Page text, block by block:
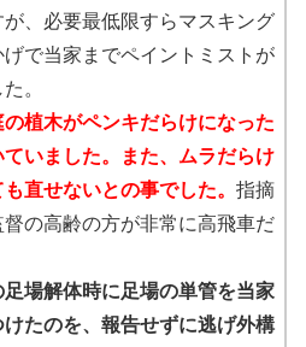
が、必要最低限すらマスキング
げで当家までペイントミストが
。
の植木がペンキだらけになった
ていました。また、ムラだらけ
直せないとの事でした。 指摘
督の高齢の方が非常に高飛車だ
足場解体時に足場の単管を当家
たのを、報告せずに逃げ外構